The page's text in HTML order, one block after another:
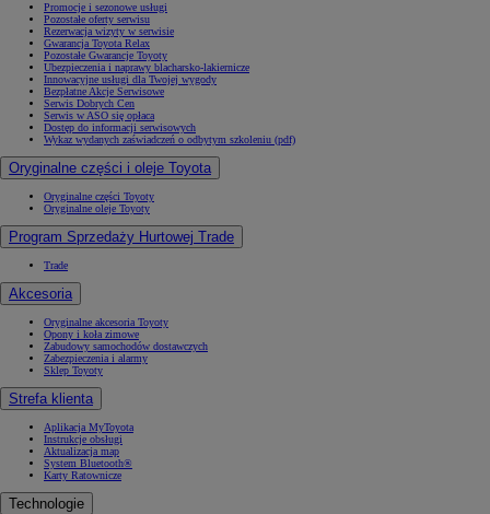
Promocje i sezonowe usługi
Pozostałe oferty serwisu
Rezerwacja wizyty w serwisie
Gwarancja Toyota Relax
Pozostałe Gwarancje Toyoty
Ubezpieczenia i naprawy blacharsko-lakiernicze
Innowacyjne usługi dla Twojej wygody
Bezpłatne Akcje Serwisowe
Serwis Dobrych Cen
Serwis w ASO się opłaca
Dostęp do informacji serwisowych
Wykaz wydanych zaświadczeń o odbytym szkoleniu (pdf)
Oryginalne części i oleje Toyota
Oryginalne części Toyoty
Oryginalne oleje Toyoty
Program Sprzedaży Hurtowej Trade
Trade
Akcesoria
Oryginalne akcesoria Toyoty
Opony i koła zimowe
Zabudowy samochodów dostawczych
Zabezpieczenia i alarmy
Sklep Toyoty
Strefa klienta
Aplikacja MyToyota
Instrukcje obsługi
Aktualizacja map
System Bluetooth®
Karty Ratownicze
Technologie